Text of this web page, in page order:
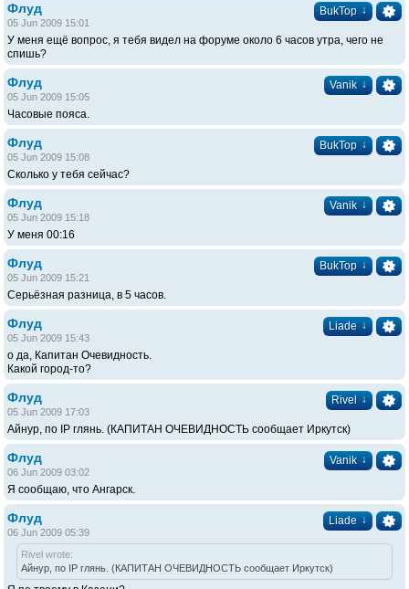
BukTop ↓
Флуд
05 Jun 2009 15:01
У меня ещё вопрос, я тебя видел на форуме около 6 часов утра, чего не
спишь?
Vanik ↓
Флуд
05 Jun 2009 15:05
Часовые пояса.
BukTop ↓
Флуд
05 Jun 2009 15:08
Сколько у тебя сейчас?
Vanik ↓
Флуд
05 Jun 2009 15:18
У меня 00:16
BukTop ↓
Флуд
05 Jun 2009 15:21
Серьёзная разница, в 5 часов.
Liade ↓
Флуд
05 Jun 2009 15:43
о да, Капитан Очевидность.
Какой город-то?
Rivel ↓
Флуд
05 Jun 2009 17:03
Айнур, по IP глянь. (КАПИТАН ОЧЕВИДНОСТЬ сообщает Иркутск)
Vanik ↓
Флуд
06 Jun 2009 03:02
Я сообщаю, что Ангарск.
Liade ↓
Флуд
06 Jun 2009 05:39
Rivel wrote:
Айнур, по IP глянь. (КАПИТАН ОЧЕВИДНОСТЬ сообщает Иркутск)